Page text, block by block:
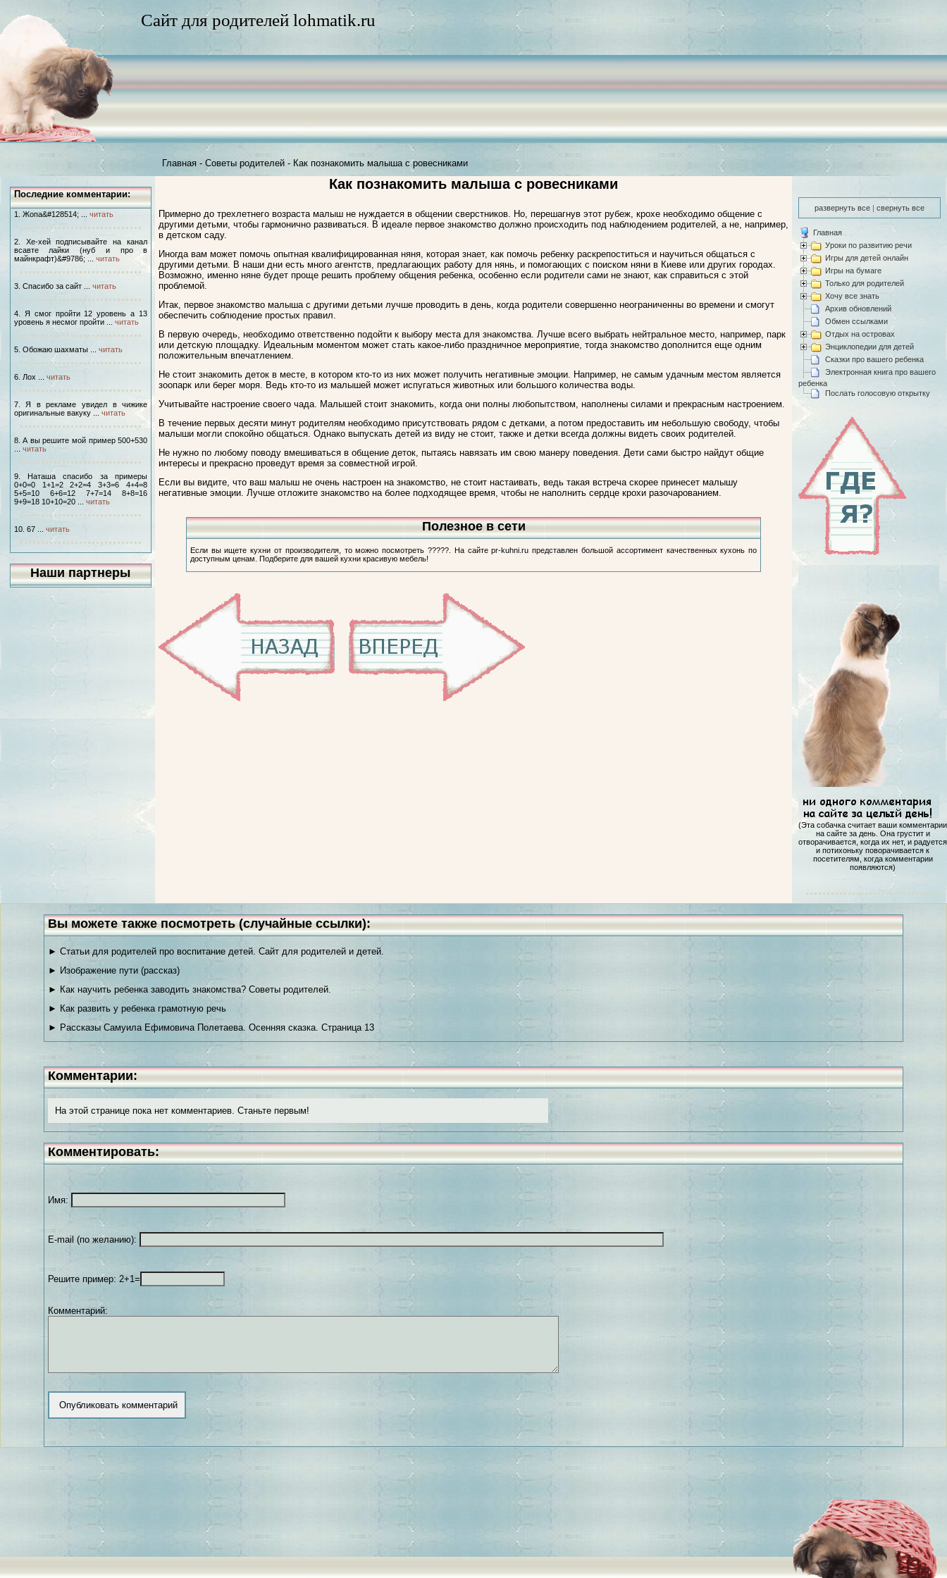
Сайт для родителей lohmatik.ru
Главная - Советы родителей - Как познакомить малыша с ровесниками
Последние комментарии:
1. Жопа&#128514; ... читать
2. Хе-хей подписывайте на канал
всавте лайки (нуб и про в
майнкрафт)&#9786; ... читать
3. Спасибо за сайт ... читать
4. Я смог пройти 12 уровень а 13
уровень я несмог пройти ... читать
5. Обожаю шахматы ... читать
6. Лох ... читать
7. Я в рекламе увидел в чижике
оригинальные вакуку ... читать
8. А вы решите мой пример 500+530
читать
9. Наташа спасибо за примеры
0+0=0 1+1=2 2+2=4 3+3=6 4+4=8
5+5=10 6+6=12 7+7=14 8+8=16
9+9=18 10+10=20 ... читать
10. 67 ... читать
Наши партнеры
Как познакомить малыша с ровесниками
Примерно до трехлетнего возраста малыш не нуждается в общении сверстников. Но, перешагнув этот рубеж, крохе необходимо общение с
другими детьми, чтобы гармонично развиваться. В идеале первое знакомство должно происходить под наблюдением родителей, а не, например,
в детском саду.
Иногда вам может помочь опытная квалифицированная няня, которая знает, как помочь ребенку раскрепоститься и научиться общаться с
другими детьми. В наши дни есть много агентств, предлагающих работу для нянь, и помогающих с поиском няни в Киеве или других городах.
Возможно, именно няне будет проще решить проблему общения ребенка, особенно если родители сами не знают, как справиться с этой
проблемой.
Итак, первое знакомство малыша с другими детьми лучше проводить в день, когда родители совершенно неограниченны во времени и смогут
обеспечить соблюдение простых правил.
В первую очередь, необходимо ответственно подойти к выбору места для знакомства. Лучше всего выбрать нейтральное место, например, парк
или детскую площадку. Идеальным моментом может стать какое-либо праздничное мероприятие, тогда знакомство дополнится еще одним
положительным впечатлением.
Не стоит знакомить деток в месте, в котором кто-то из них может получить негативные эмоции. Например, не самым удачным местом является
зоопарк или берег моря. Ведь кто-то из малышей может испугаться животных или большого количества воды.
Учитывайте настроение своего чада. Малышей стоит знакомить, когда они полны любопытством, наполнены силами и прекрасным настроением.
В течение первых десяти минут родителям необходимо присутствовать рядом с детками, а потом предоставить им небольшую свободу, чтобы
малыши могли спокойно общаться. Однако выпускать детей из виду не стоит, также и детки всегда должны видеть своих родителей.
Не нужно по любому поводу вмешиваться в общение деток, пытаясь навязать им свою манеру поведения. Дети сами быстро найдут общие
интересы и прекрасно проведут время за совместной игрой.
Если вы видите, что ваш малыш не очень настроен на знакомство, не стоит настаивать, ведь такая встреча скорее принесет малышу
негативные эмоции. Лучше отложите знакомство на более подходящее время, чтобы не наполнить сердце крохи разочарованием.
Полезное в сети
Если вы ищете кухни от производителя, то можно посмотреть ?????. На сайте pr-kuhni.ru представлен большой ассортимент качественных кухонь по
доступным ценам. Подберите для вашей кухни красивую мебель!
развернуть все | свернуть все
Главная
Уроки по развитию речи
Игры для детей онлайн
Игры на бумаге
Только для родителей
Хочу все знать
Архив обновлений
Обмен ссылками
Отдых на островах
Энциклопедии для детей
Сказки про вашего ребенка
Электронная книга про вашего
ребенка
Послать голосовую открытку
(Эта собачка считает ваши комментарии
на сайте за день. Она грустит и
отворачивается, когда их нет, и радуется
и потихоньку поворачивается к
посетителям, когда комментарии
появляются)
Вы можете также посмотреть (случайные ссылки):
► Статьи для родителей про воспитание детей. Сайт для родителей и детей.
► Изображение пути (рассказ)
► Как научить ребенка заводить знакомства? Советы родителей.
► Как развить у ребенка грамотную речь
► Рассказы Самуила Ефимовича Полетаева. Осенняя сказка. Страница 13
Комментарии:
На этой странице пока нет комментариев. Станьте первым!
Комментировать:
Имя:
E-mail (по желанию):
Решите пример: 2+1=
Комментарий: